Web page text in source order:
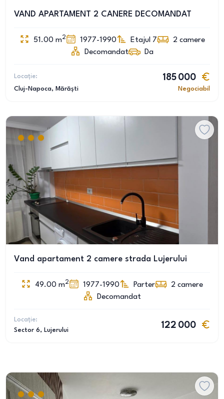
VAND APARTAMENT 2 CANERE DECOMANDAT
51.00 m2 1977-1990 Etajul 7 2 camere
Decomandat
Da
Locație:
Cluj-Napoca, Mărăști
185 000
Negociabil
Vand apartament 2 camere strada Lujerului
49.00 m2 1977-1990 Parter 2 camere
Decomandat
Locație:
Sector 6, Lujerului
122 000